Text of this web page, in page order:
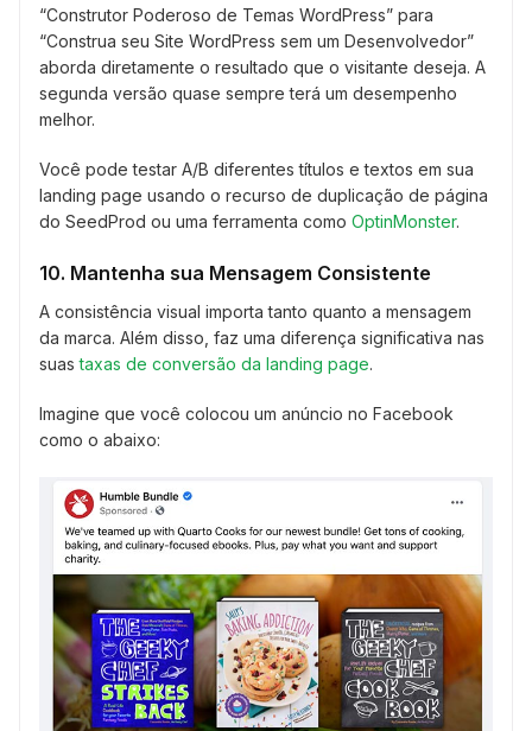
“Construtor Poderoso de Temas WordPress” para
“Construa seu Site WordPress sem um Desenvolvedor”
aborda diretamente o resultado que o visitante deseja. A
segunda versão quase sempre terá um desempenho
melhor.
Você pode testar A/B diferentes títulos e textos em sua
landing page usando o recurso de duplicação de página
do SeedProd ou uma ferramenta como OptinMonster.
10. Mantenha sua Mensagem Consistente
A consistência visual importa tanto quanto a mensagem
da marca. Além disso, faz uma diferença significativa nas
suastaxas de conversão da landing page.
Imagine que você colocou um anúncio no Facebook
como o abaixo: